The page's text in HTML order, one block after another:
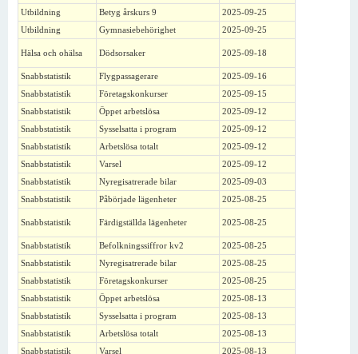
Utbildning Betyg årskurs 9
2025-09-25
Utbildning
Gymnasiebehörighet 2025-09-25
Hälsa och ohälsa Dödsorsaker 2025-09-18
Snabbstatistik Flygpassagerare
2025-09-16
Snabbstatistik
Företagskonkurser
2025-09-15
Snabbstatistik
Öppet arbetslösa
2025-09-12
Snabbstatistik
Sysselsatta i program
2025-09-12
Snabbstatistik
Arbetslösa totalt
2025-09-12
Snabbstatistik
Varsel
2025-09-12
Snabbstatistik
Nyregisatrerade bilar
2025-09-03
Snabbstatistik
Påbörjade lägenheter 2025-08-25
Snabbstatistik Färdigställda lägenheter 2025-08-25
Snabbstatistik Befolkningssiffror kv2
2025-08-25
Snabbstatistik
Nyregisatrerade bilar
2025-08-25
Snabbstatistik
Företagskonkurser
2025-08-25
Snabbstatistik
Öppet arbetslösa
2025-08-13
Snabbstatistik
Sysselsatta i program
2025-08-13
Snabbstatistik
Arbetslösa totalt
2025-08-13
Snabbstatistik
Varsel 2025-08-13